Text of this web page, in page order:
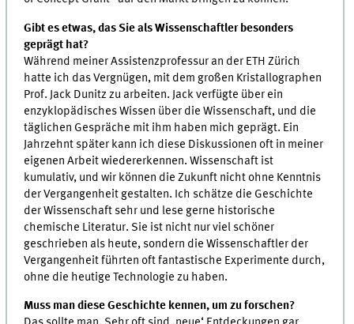
Gibt es etwas, das Sie als Wissenschaftler besonders
geprägt hat?
Während meiner Assistenzprofessur an der ETH Zürich
hatte ich das Vergnügen, mit dem großen Kristallographen
Prof. Jack Dunitz zu arbeiten. Jack verfügte über ein
enzyklopädisches Wissen über die Wissenschaft, und die
täglichen Gespräche mit ihm haben mich geprägt. Ein
Jahrzehnt später kann ich diese Diskussionen oft in meiner
eigenen Arbeit wiedererkennen. Wissenschaft ist
kumulativ, und wir können die Zukunft nicht ohne Kenntnis
der Vergangenheit gestalten. Ich schätze die Geschichte
der Wissenschaft sehr und lese gerne historische
chemische Literatur. Sie ist nicht nur viel schöner
geschrieben als heute, sondern die Wissenschaftler der
Vergangenheit führten oft fantastische Experimente durch,
ohne die heutige Technologie zu haben.
Muss man diese Geschichte kennen, um zu forschen?